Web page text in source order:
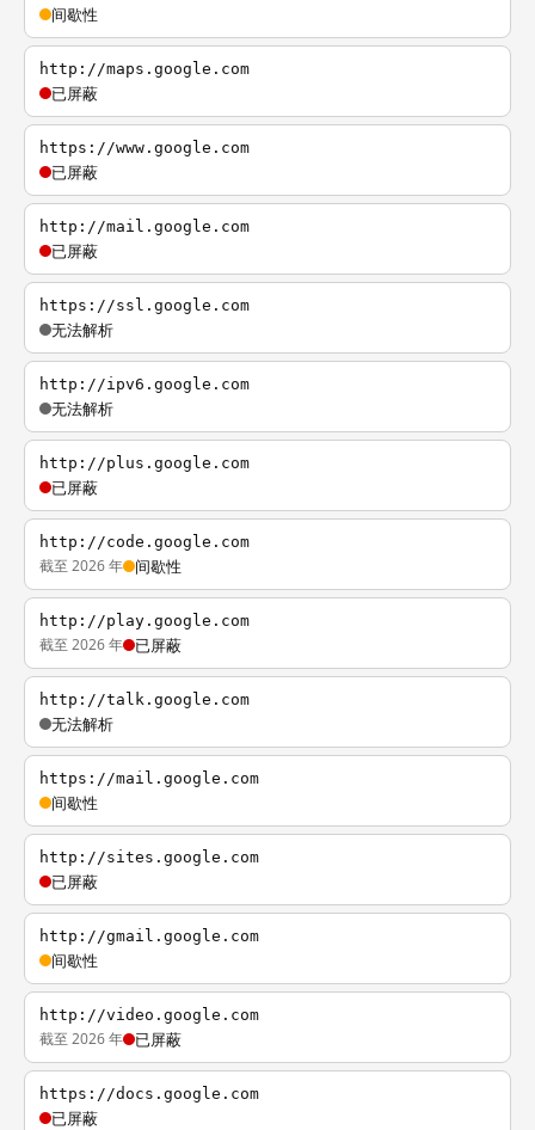
间歇性
http://maps.google.com
已屏蔽
https://www.google.com
已屏蔽
http://mail.google.com
已屏蔽
https://ssl.google.com
无法解析
http://ipv6.google.com
无法解析
http://plus.google.com
已屏蔽
http://code.google.com
截至 2026 年 间歇性
http://play.google.com
截至 2026 年 已屏蔽
http://talk.google.com
无法解析
https://mail.google.com
间歇性
http://sites.google.com
已屏蔽
http://gmail.google.com
间歇性
http://video.google.com
截至 2026 年 已屏蔽
https://docs.google.com
已屏蔽